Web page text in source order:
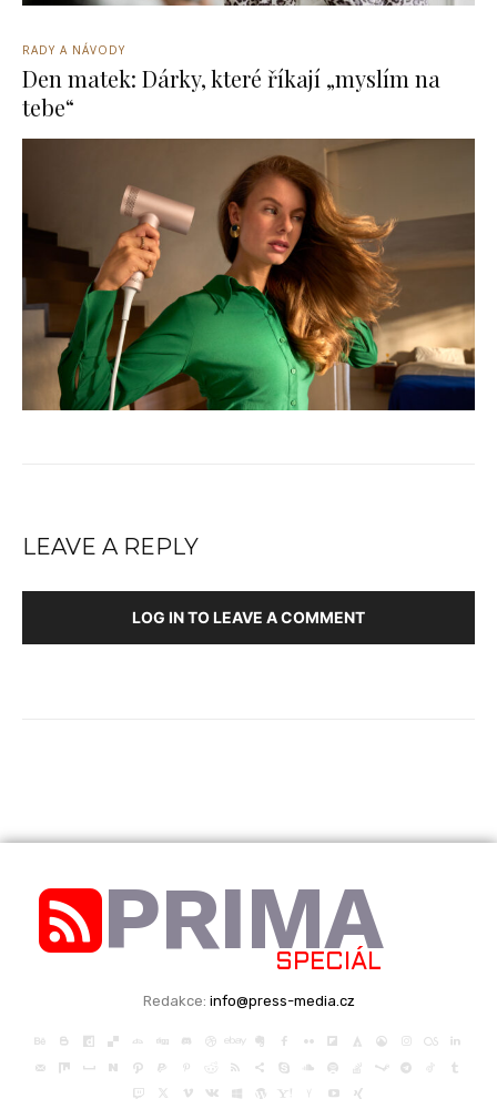
RADY A NÁVODY
Den matek: Dárky, které říkají „myslím na
tebe“
LEAVE A REPLY
LOG IN TO LEAVE A COMMENT
PRIMA
SPECIÁL
Redakce: info@press-media.cz